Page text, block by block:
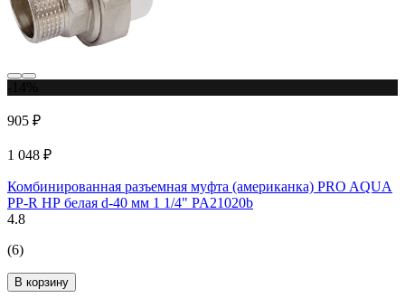
905 ₽
1 048 ₽
Комбинированная разъемная муфта (американка) PRO AQUA
PP-R НР белая d-40 мм 1 1/4" PA21020b
4.8
(6)
В корзину